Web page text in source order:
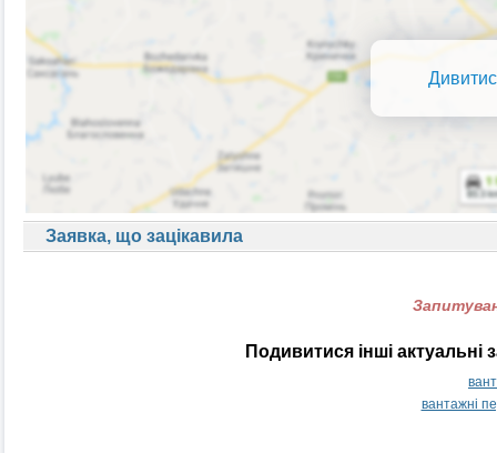
Заявка, що зацікавила
Подивитися інші
вантажні